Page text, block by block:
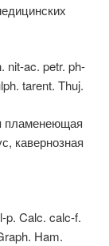
nit-ac. petr. ph-
tarent. Thuj.
пламенеющая
кавернозная
p. Calc. calc-f.
Ham.